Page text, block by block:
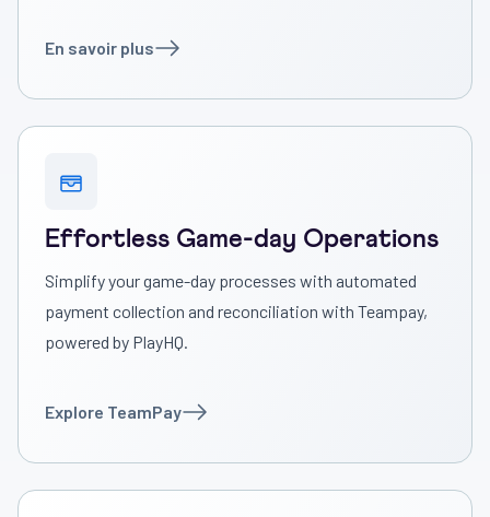
En savoir plus
Effortless Game-day Operations
Simplify your game-day processes with automated
payment collection and reconciliation with Teampay,
powered by PlayHQ.
Explore TeamPay